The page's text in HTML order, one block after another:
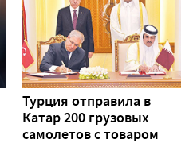
Турция отправила в
Катар 200 грузовых
самолетов с товаром